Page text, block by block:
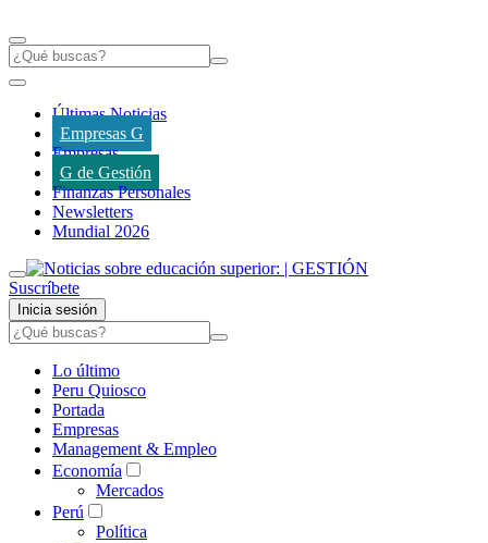
Últimas Noticias
Empresas G
Empresas
G de Gestión
Finanzas Personales
Newsletters
Mundial 2026
Suscríbete
Inicia sesión
Lo último
Peru Quiosco
Portada
Empresas
Management & Empleo
Economía
Mercados
Perú
Política